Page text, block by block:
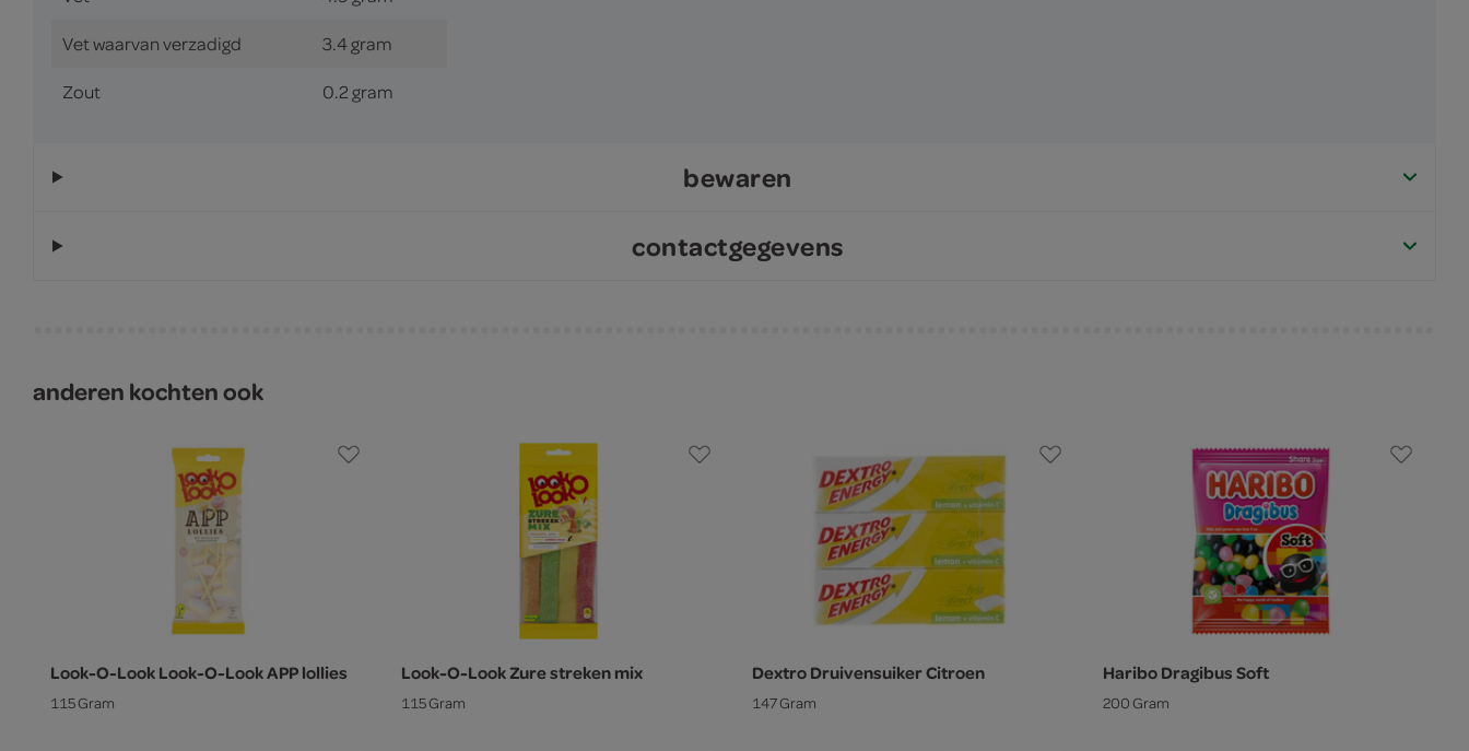
Vet waarvan verzadigd 3.4 gram
Zout 0.2 gram
bewaren
contactgegevens
anderen kochten ook
Look-O-Look Look-O-Look APP lollies
115 Gram
Look-O-Look Zure streken mix
115 Gram
Dextro Druivensuiker Citroen
147 Gram
Haribo Dragibus Soft
200 Gram